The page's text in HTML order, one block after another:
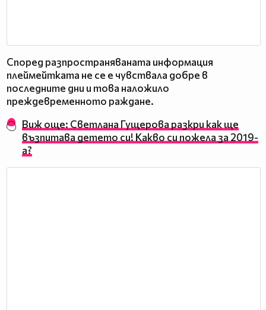
Според разпространяваната информация
плеймейтката не се е чувствала добре в
последните дни и това наложило
преждевременното раждане.
Виж още: Светлана Гущерова разкри как ще
възпитава детето си! Какво си пожела за 2019-
а?